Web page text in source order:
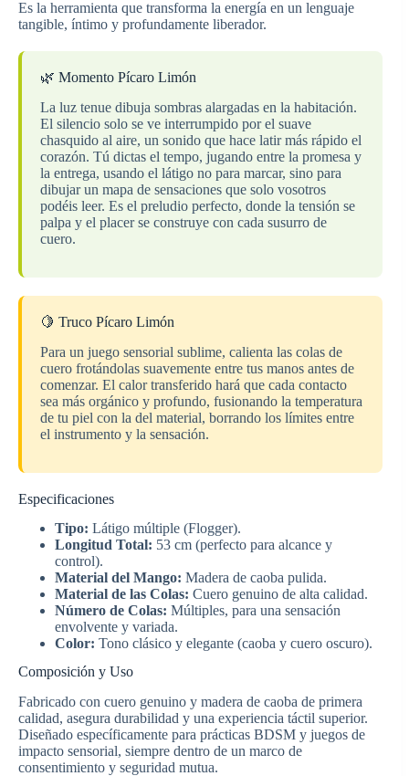
Es la herramienta que transforma la energía en un lenguaje
tangible, íntimo y profundamente liberador.
🌿 Momento Pícaro Limón
La luz tenue dibuja sombras alargadas en la habitación.
El silencio solo se ve interrumpido por el suave
chasquido al aire, un sonido que hace latir más rápido el
corazón. Tú dictas el tempo, jugando entre la promesa y
la entrega, usando el látigo no para marcar, sino para
dibujar un mapa de sensaciones que solo vosotros
podéis leer. Es el preludio perfecto, donde la tensión se
palpa y el placer se construye con cada susurro de
cuero.
🍋 Truco Pícaro Limón
Para un juego sensorial sublime, calienta las colas de
cuero frotándolas suavemente entre tus manos antes de
comenzar. El calor transferido hará que cada contacto
sea más orgánico y profundo, fusionando la temperatura
de tu piel con la del material, borrando los límites entre
el instrumento y la sensación.
Especificaciones
Tipo: Látigo múltiple (Flogger).
Longitud Total: 53 cm (perfecto para alcance y
control).
Material del Mango: Madera de caoba pulida.
Material de las Colas: Cuero genuino de alta calidad.
Número de Colas: Múltiples, para una sensación
envolvente y variada.
Color: Tono clásico y elegante (caoba y cuero oscuro).
Composición y Uso
Fabricado con cuero genuino y madera de caoba de primera
calidad, asegura durabilidad y una experiencia táctil superior.
Diseñado específicamente para prácticas BDSM y juegos de
impacto sensorial, siempre dentro de un marco de
consentimiento y seguridad mutua.